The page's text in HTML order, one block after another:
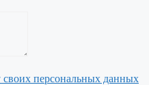
своих персональных данных